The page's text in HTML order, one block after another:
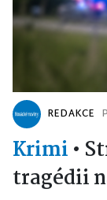
REDAKCE
Krimi •
tragédii